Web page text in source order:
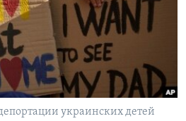
украинских детей